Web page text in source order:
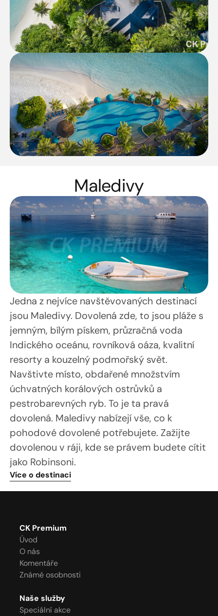
Maledivy
Jedna z nejvíce navštěvovaných destinací
jsou Maledivy. Dovolená zde, to jsou pláže s
jemným, bílým pískem, průzračná voda
Indického oceánu, rovníková oáza, kvalitní
resorty a kouzelný podmořský svět.
Navštivte místo, obdařené množstvím
úchvatných korálových ostrůvků a
pestrobarevných ryb. To je ta pravá
dovolená. Maledivy nabízejí vše, co k
pohodové dovolené potřebujete. Zažijte
dovolenou v ráji, kde se právem budete cítit
jako Robinsoni.
Více o destinaci
CK Premium
Úvod
O nás
Komentáře
Známé osobnosti
Naše služby
Speciální akce